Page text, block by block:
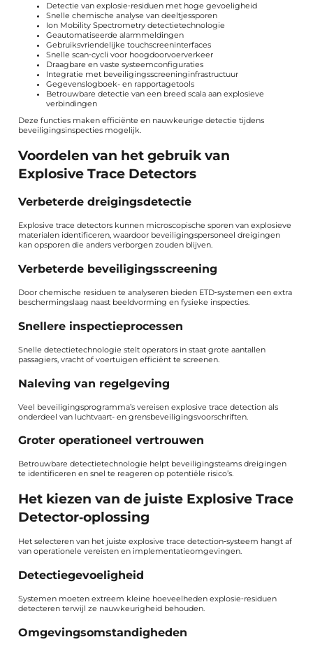
Detectie van explosie‑residuen met hoge gevoeligheid
Snelle chemische analyse van deeltjessporen
Ion Mobility Spectrometry detectietechnologie
Geautomatiseerde alarmmeldingen
Gebruiksvriendelijke touchscreeninterfaces
Snelle scan‑cycli voor hoogdoorvoerverkeer
Draagbare en vaste systeemconfiguraties
Integratie met beveiligingsscreeninginfrastructuur
Gegevenslogboek- en rapportagetools
Betrouwbare detectie van een breed scala aan explosieve
verbindingen
Deze functies maken efficiënte en nauwkeurige detectie tijdens
beveiligingsinspecties mogelijk.
Voordelen van het gebruik van
Explosive Trace Detectors
Verbeterde dreigingsdetectie
Explosive trace detectors kunnen microscopische sporen van explosieve
materialen identificeren, waardoor beveiligingspersoneel dreigingen
kan opsporen die anders verborgen zouden blijven.
Verbeterde beveiligingsscreening
Door chemische residuen te analyseren bieden ETD‑systemen een extra
beschermingslaag naast beeldvorming en fysieke inspecties.
Snellere inspectieprocessen
Snelle detectietechnologie stelt operators in staat grote aantallen
passagiers, vracht of voertuigen efficiënt te screenen.
Naleving van regelgeving
Veel beveiligingsprogramma’s vereisen explosive trace detection als
onderdeel van luchtvaart- en grensbeveiligingsvoorschriften.
Groter operationeel vertrouwen
Betrouwbare detectietechnologie helpt beveiligingsteams dreigingen
te identificeren en snel te reageren op potentiële risico’s.
Het kiezen van de juiste Explosive Trace
Detector‑oplossing
Het selecteren van het juiste explosive trace detection‑systeem hangt af
van operationele vereisten en implementatieomgevingen.
Detectiegevoeligheid
Systemen moeten extreem kleine hoeveelheden explosie‑residuen
detecteren terwijl ze nauwkeurigheid behouden.
Omgevingsomstandigheden